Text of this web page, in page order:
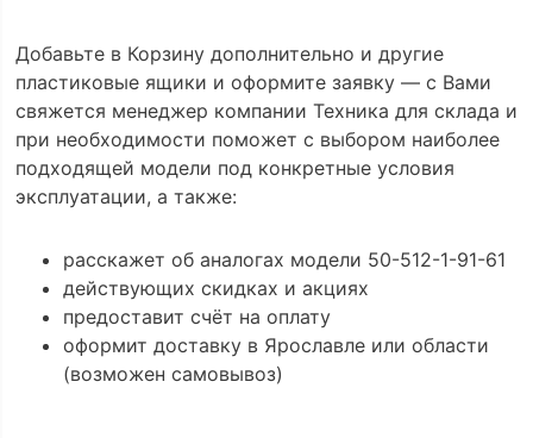
Добавьте в Корзину дополнительно и другие
пластиковые ящики и оформите заявку — с Вами
свяжется менеджер компании Техника для склада и
при необходимости поможет с выбором наиболее
подходящей модели под конкретные условия
эксплуатации, а также:
расскажет об аналогах модели 50-512-1-91-61
действующих скидках и акциях
предоставит счёт на оплату
оформит доставку в Ярославле или области
(возможен самовывоз)